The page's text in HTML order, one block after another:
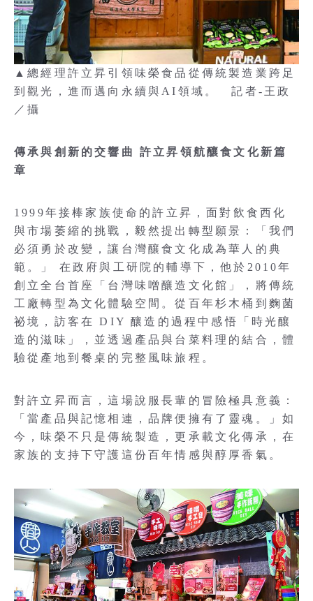
▲總經理許立昇引領味榮食品從傳統製造業跨足
到觀光，進而邁向永續與AI領域。 記者-王政
／攝
傳承與創新的交響曲 許立昇領航釀食文化新篇
章
1999年接棒家族使命的許立昇，面對飲食西化
與市場萎縮的挑戰，毅然提出轉型願景：「我們
必須勇於改變，讓台灣釀食文化成為華人的典
範。」 在政府與工研院的輔導下，他於2010年
創立全台首座「台灣味噌釀造文化館」，將傳統
工廠轉型為文化體驗空間。從百年杉木桶到麴菌
祕境，訪客在 DIY 釀造的過程中感悟「時光釀
造的滋味」，並透過產品與台菜料理的結合，體
驗從產地到餐桌的完整風味旅程。
對許立昇而言，這場說服長輩的冒險極具意義：
「當產品與記憶相連，品牌便擁有了靈魂。」如
今，味榮不只是傳統製造，更承載文化傳承，在
家族的支持下守護這份百年情感與醇厚香氣。